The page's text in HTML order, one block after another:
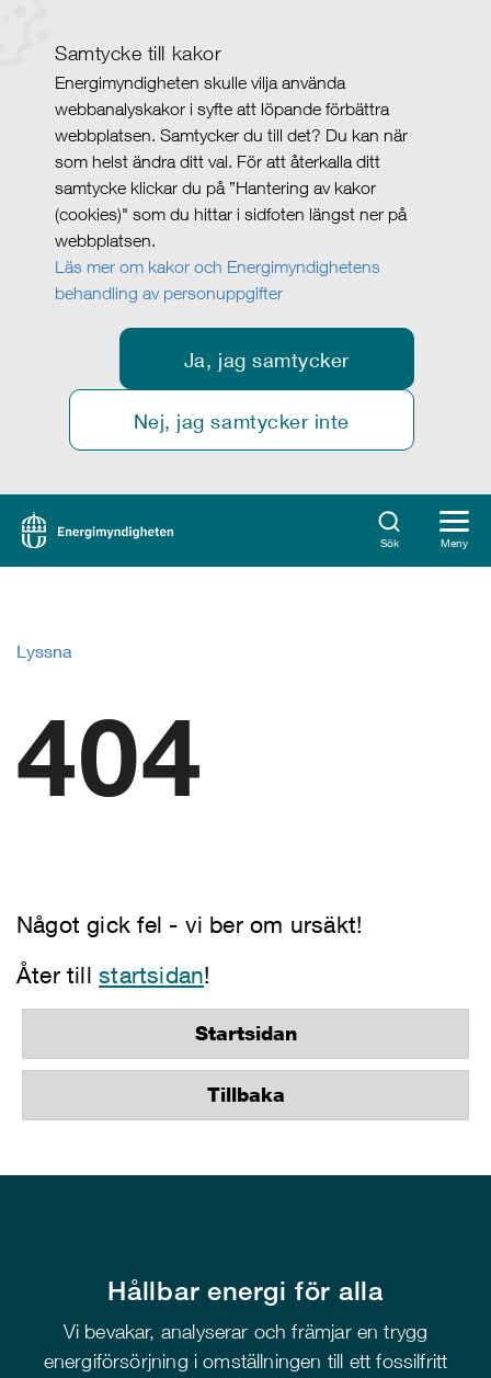
Samtycke till kakor
Energimyndigheten skulle vilja använda
webbanalyskakor i syfte att löpande förbättra
webbplatsen. Samtycker du till det? Du kan när
som helst ändra ditt val. För att återkalla ditt
samtycke klickar du på ”Hantering av kakor
(cookies)" som du hittar i sidfoten längst ner på
webbplatsen.
Läs mer om kakor och Energimyndighetens
behandling av personuppgifter
Ja, jag samtycker
Nej, jag samtycker inte
Sök Meny
Lyssna
404
Något gick fel - vi ber om ursäkt!
Åter tillstartsidan!
Startsidan
Tillbaka
Hållbar energi för alla
Vi bevakar, analyserar och främjar en trygg
energiförsörjning i omställningen till ett fossilfritt